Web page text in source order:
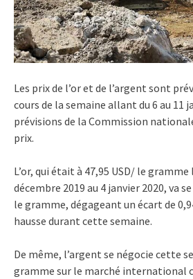
Les prix de l’or et de l’argent sont
cours de la semaine allant du 6 au 11
prévisions de la Commission
prix.
L’or, qui était à 47,95 USD/ le gramme
décembre 2019 au 4 janvier 2020, va
le gramme, dégageant un écart de
hausse durant cette semaine.
De même, l’argent se négocie cette
gramme sur le marché international